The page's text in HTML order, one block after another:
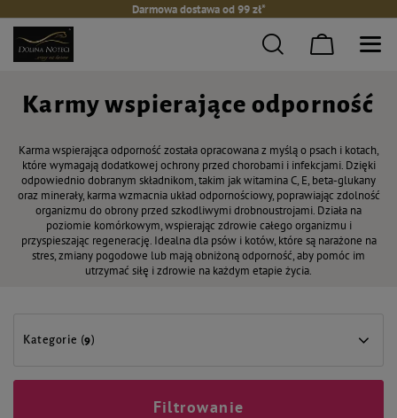
Darmowa dostawa od 99 zł*
Karmy wspierające odporność
Karma wspierająca odporność została opracowana z myślą o psach i kotach,
które wymagają dodatkowej ochrony przed chorobami i infekcjami. Dzięki
odpowiednio dobranym składnikom, takim jak witamina C, E, beta-glukany
oraz minerały, karma wzmacnia układ odpornościowy, poprawiając zdolność
organizmu do obrony przed szkodliwymi drobnoustrojami. Działa na
poziomie komórkowym, wspierając zdrowie całego organizmu i
przyspieszając regenerację. Idealna dla psów i kotów, które są narażone na
stres, zmiany pogodowe lub mają obniżoną odporność, aby pomóc im
utrzymać siłę i zdrowie na każdym etapie życia.
Kategorie (9)
Filtrowanie